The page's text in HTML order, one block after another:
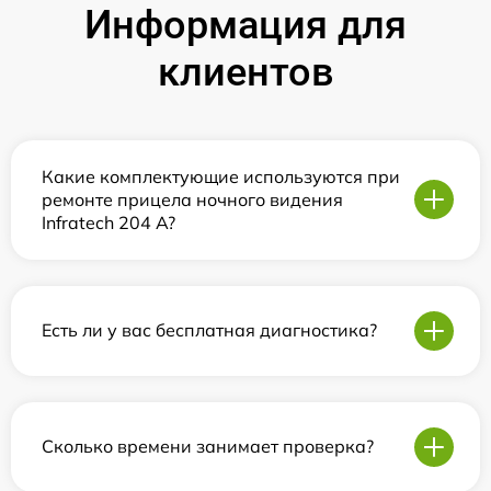
Информация для
клиентов
Какие комплектующие используются при
ремонте прицела ночного видения
Infratech 204 А?
Есть ли у вас бесплатная диагностика?
Сколько времени занимает проверка?